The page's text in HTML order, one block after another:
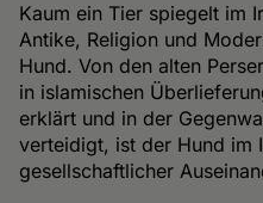
Kaum ein Tier spiegelt im
Antike, Religion und
Hund. Von den alten
in islamischen
erklärt und in der
verteidigt, ist der Hund im
gesellschaftlicher